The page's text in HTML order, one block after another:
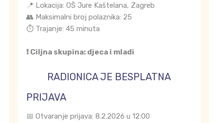
📍 Lokacija: OŠ Jure Kaštelana, Zagreb
👥 Maksimalni broj polaznika: 25
⏱️ Trajanje: 45 minuta
❗ Ciljna skupina: djeca i mladi
RADIONICA JE BESPLATNA
PRIJAVA
📅 Otvaranje prijava: 8.2.2026 u 12:00